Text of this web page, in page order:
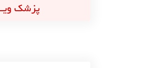
پزشک